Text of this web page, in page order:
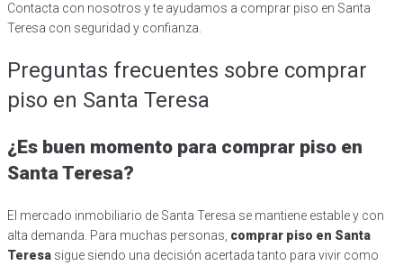
Contacta con nosotros y te ayudamos a comprar piso en Santa
Teresa con seguridad y confianza.
Preguntas frecuentes sobre comprar
piso en Santa Teresa
¿Es buen momento para comprar piso en
Santa Teresa?
El mercado inmobiliario de Santa Teresa se mantiene estable y con
alta demanda. Para muchas personas, comprar piso en Santa
Teresa sigue siendo una decisión acertada tanto para vivir como